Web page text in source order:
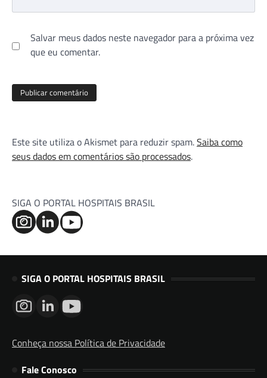
Salvar meus dados neste navegador para a próxima vez
que eu comentar.
Este site utiliza o Akismet para reduzir spam.Saiba como
seus dados em comentários são processados.
SIGA O PORTAL HOSPITAIS BRASIL
SIGA O PORTAL HOSPITAIS BRASIL
Conheça nossa Política de Privacidade
Fale Conosco